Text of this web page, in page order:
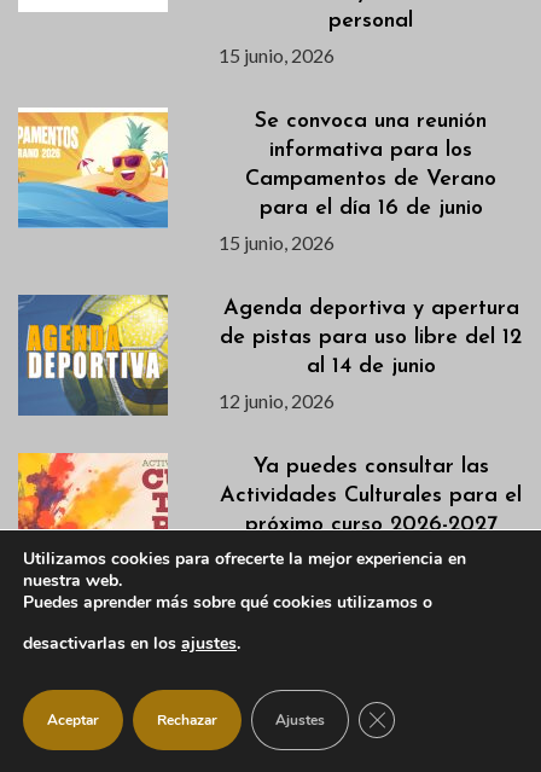
personal
15 junio, 2026
Se convoca una reunión
informativa para los
Campamentos de Verano
para el día 16 de junio
15 junio, 2026
Agenda deportiva y apertura
de pistas para uso libre del 12
al 14 de junio
12 junio, 2026
Ya puedes consultar las
Actividades Culturales para el
próximo curso 2026-2027
11 junio, 2026
Municipal queda aplazada
incidencia técnica
11 junio, 2026
Utilizamos cookies para ofrecerte la mejor experiencia en
nuestra web.
Puedes aprender más sobre qué cookies utilizamos o
desactivarlas en los ajustes.
Aceptar Rechazar Ajustes CERRAR EL